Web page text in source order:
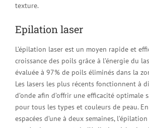
texture.
Epilation laser
L’épilation laser est un moyen rapide et
croissance des poils grâce à l’énergie du
évaluée à 97% de poils éliminés dans la
Les lasers les plus récents fonctionnent à
d’onde afin d’offrir une efficacité optimale
pour tous les types et couleurs de peau.
espacées d’une à deux semaines,